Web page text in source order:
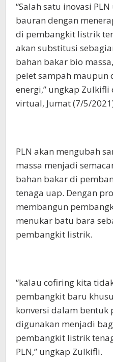
“Salah satu inovasi
bauran dengan
di pembangkit listrik
akan substitusi
bahan bakar bio
pelet sampah maupun
energi,” ungkap
virtual, Jumat (7/5/
PLN akan mengubah
massa menjadi
bahan bakar di
tenaga uap. Dengan
membangun
menukar batu bara
pembangkit listrik.
“kalau cofiring kita
pembangkit baru
konversi dalam bentuk
digunakan menjadi
pembangkit listrik
PLN,” ungkap Zulkifli.